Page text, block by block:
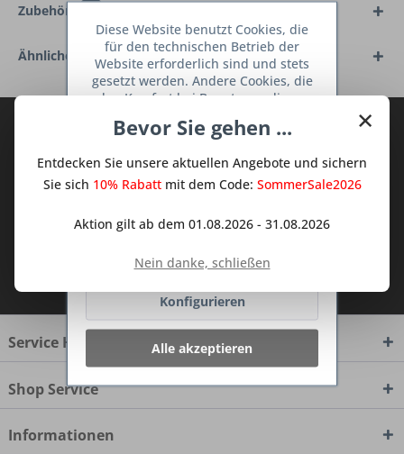
Zubehör
Ähnliche Artikel
Abonnieren Sie den kostenlosen Deine
Sie keine Neuigkeit oder Aktion mehr aus
dem Traum Küchen - Shop.
Ich habe dieDatenschutzbestimmungen
zur Kenntnis genommen.
Service Hotline
Shop Service
Informationen
×
Bevor Sie gehen ...
Entdecken Sie unsere aktuellen Angebote und sichern
Sie sich 10% Rabattmit dem Code: SommerSale2026
Aktion gilt ab dem 01.08.2026 - 31.08.2026
Nein danke, schließen
Diese Website benutzt Cookies, die
für den technischen Betrieb der
Website erforderlich sind und stets
gesetzt werden. Andere Cookies, die
den Komfort bei Benutzung dieser
dienen oder die Interaktion mit
Netzwerken vereinfachen sollen,
werden nur mit Ihrer Zustimmung
Ablehnen
Konfigurieren
Alle akzeptieren